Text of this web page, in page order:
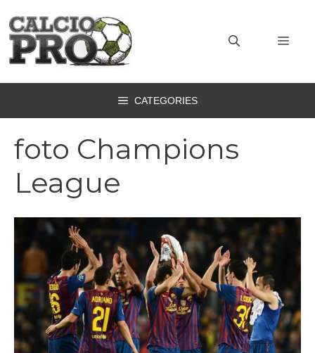
contenuto
CATEGORIES
foto Champions
League